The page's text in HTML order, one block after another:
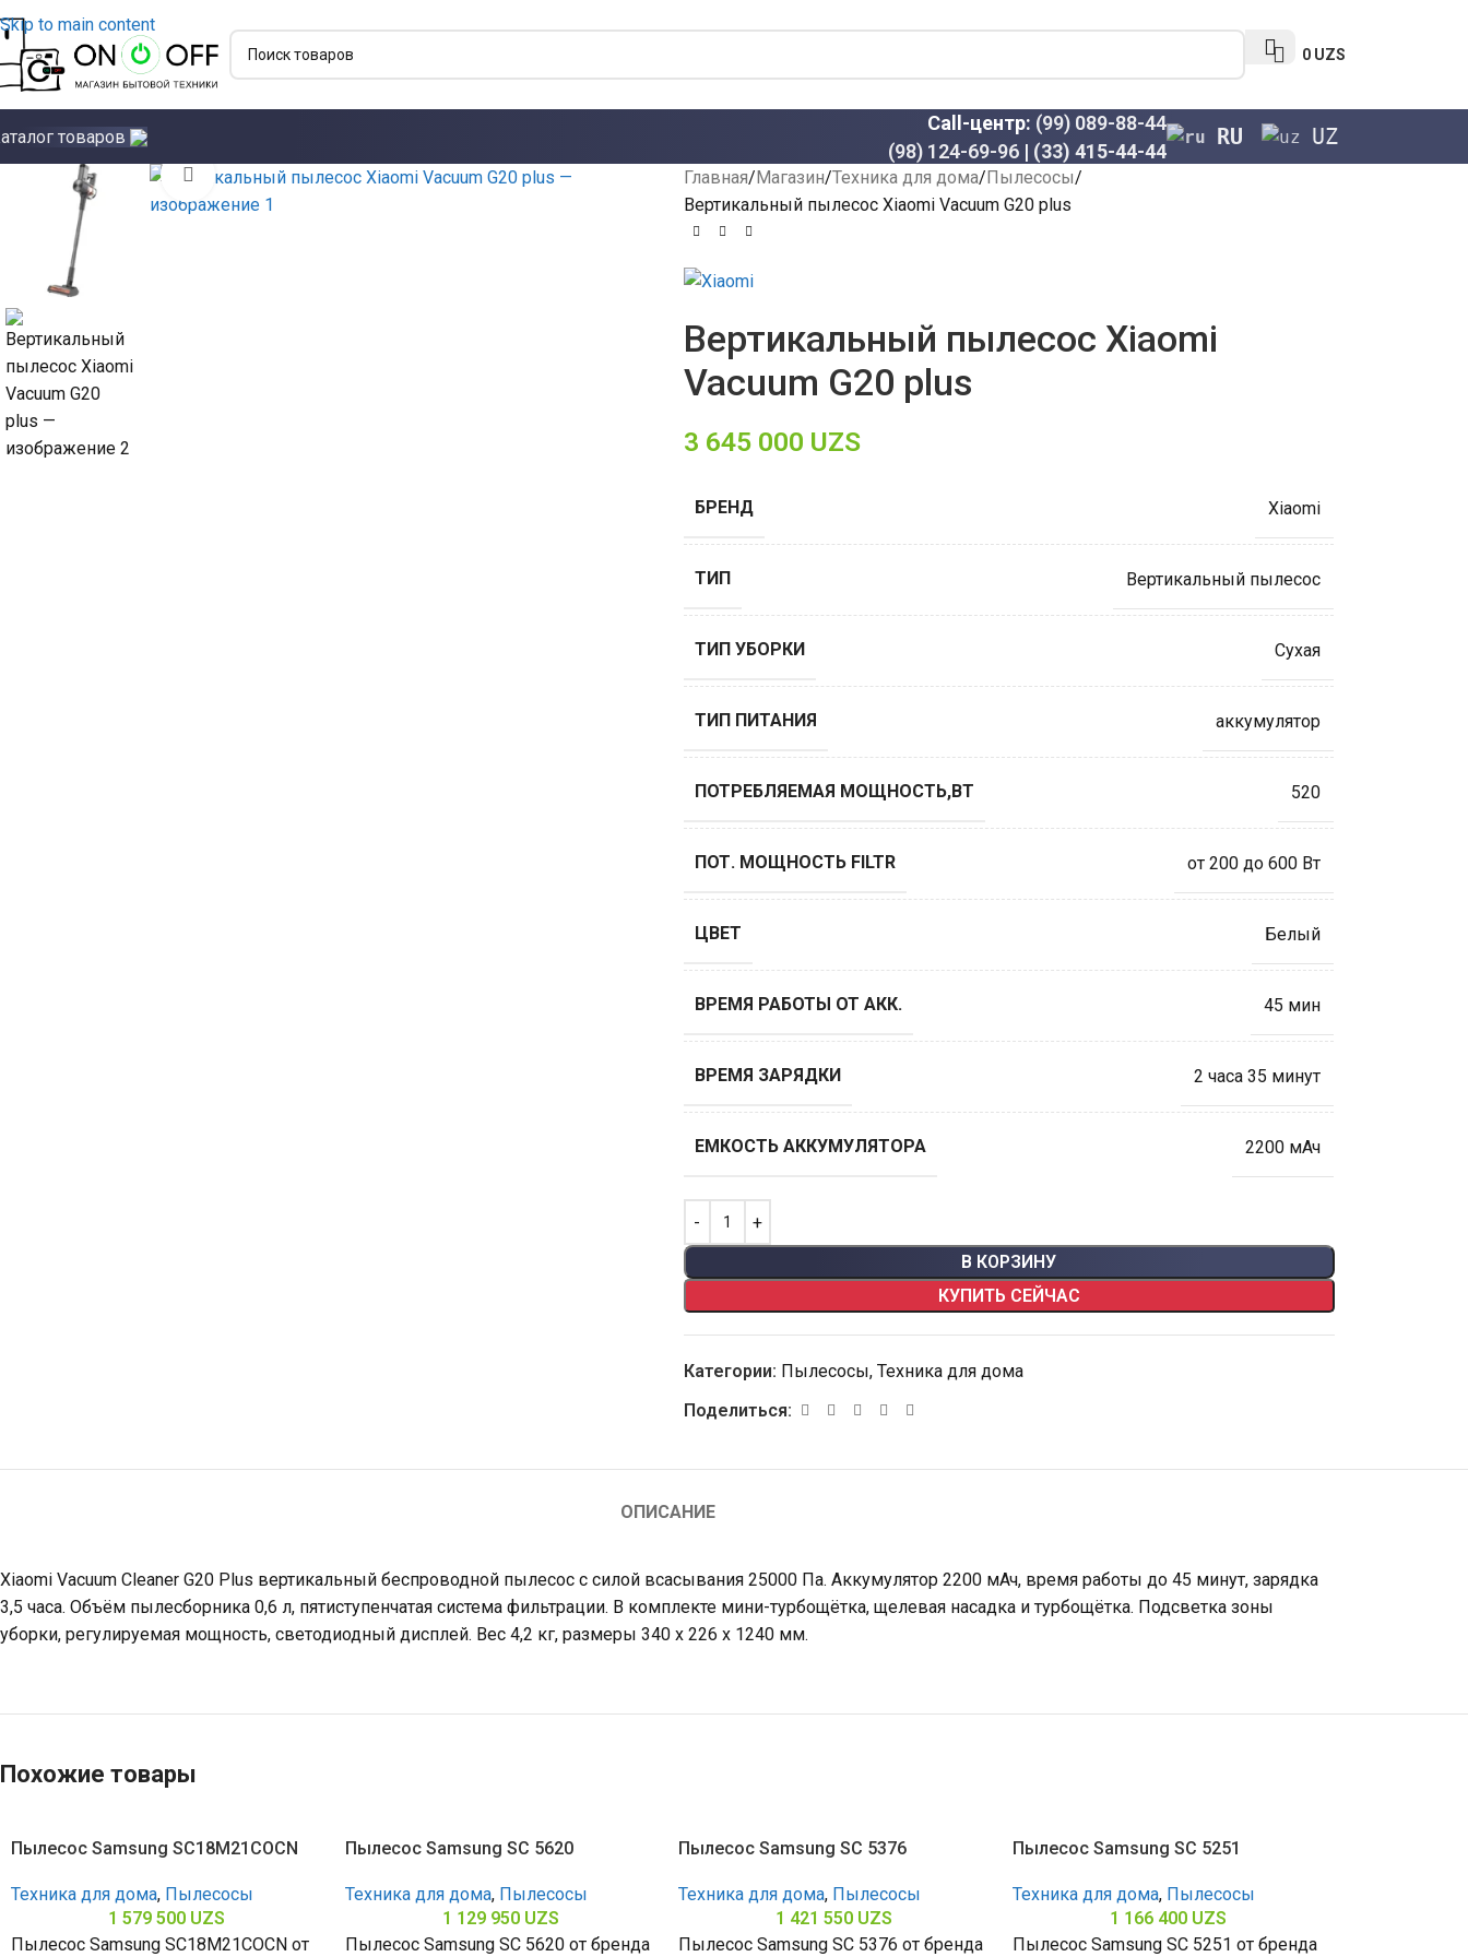
Skip to main content
0 UZS
товаров
Call-центр: (99) 089-88-44
(98) 124-69-96 | (33) 415-44-44
RU UZ
Click to enlarge Главная Магазин Техника для дома Пылесосы
Вертикальный пылесос Xiaomi Vacuum G20 plus
Вертикальный пылесос Xiaomi
Vacuum G20 plus
3 645 000 UZS
БРЕНД Xiaomi
ТИП Вертикальный пылесос
ТИП УБОРКИ Сухая
ТИП ПИТАНИЯ аккумулятор
ПОТРЕБЛЯЕМАЯ МОЩНОСТЬ,ВТ 520
ПОТ. МОЩНОСТЬ FILTR от 200 до 600 Вт
ЦВЕТ Белый
ВРЕМЯ РАБОТЫ ОТ АКК. 45 мин
ВРЕМЯ ЗАРЯДКИ 2 часа 35 минут
ЕМКОСТЬ АККУМУЛЯТОРА 2200 мАч
В КОРЗИНУ
КУПИТЬ СЕЙЧАС
Категории: Пылесосы, Техника для дома
Поделиться:
ОПИСАНИЕ
Xiaomi Vacuum Cleaner G20 Plus вертикальный беспроводной пылесос с силой всасывания 25000 Па. Аккумулятор 2200 мАч, время работы до 45 минут, зарядка
3,5 часа. Объём пылесборника 0,6 л, пятиступенчатая система фильтрации. В комплекте мини-турбощётка, щелевая насадка и турбощётка. Подсветка зоны
уборки, регулируемая мощность, светодиодный дисплей. Вес 4,2 кг, размеры 340 x 226 x 1240 мм.
Похожие товары
Пылесос Samsung SC18M21COCN
Техника для дома, Пылесосы
1 579 500 UZS
Пылесос Samsung SC18M21COCN от
Пылесос Samsung SC 5620
Техника для дома, Пылесосы
1 129 950 UZS
Пылесос Samsung SC 5620 от бренда
Пылесос Samsung SC 5376
Техника для дома, Пылесосы
1 421 550 UZS
Пылесос Samsung SC 5376 от бренда
Пылесос Samsung SC 5251
Техника для дома, Пылесосы
1 166 400 UZS
Пылесос Samsung SC 5251 от бренда